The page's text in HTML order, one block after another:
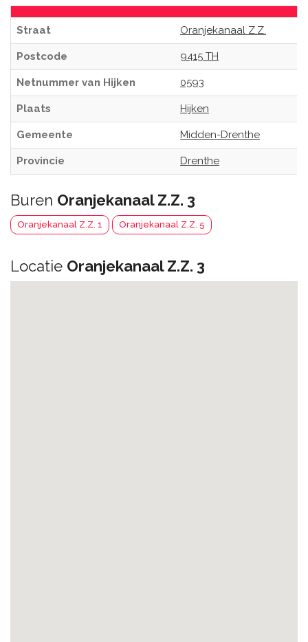
Straat Oranjekanaal Z.Z.
Postcode 9415 TH
Netnummer van Hijken 0593
Plaats Hijken
Gemeente Midden-Drenthe
Provincie Drenthe
Buren Oranjekanaal Z.Z. 3
Oranjekanaal Z.Z. 1 Oranjekanaal Z.Z. 5
Locatie Oranjekanaal Z.Z. 3